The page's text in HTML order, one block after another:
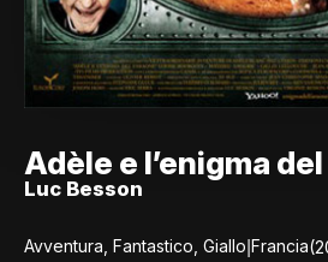
Adèle e l’enigma
Luc Besson
Avventura, Fantastico, Giallo|Francia